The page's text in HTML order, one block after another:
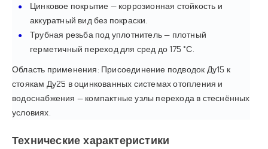
Цинковое покрытие — коррозионная стойкость и
аккуратный вид без покраски.
Трубная резьба под уплотнитель — плотный
герметичный переход для сред до 175 °С.
Область применения: Присоединение подводок Ду15 к
стоякам Ду25 в оцинкованных системах отопления и
водоснабжения — компактные узлы перехода в стеснённых
условиях.
Технические характеристики